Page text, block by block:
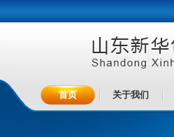
首页 关于我们
关于我们